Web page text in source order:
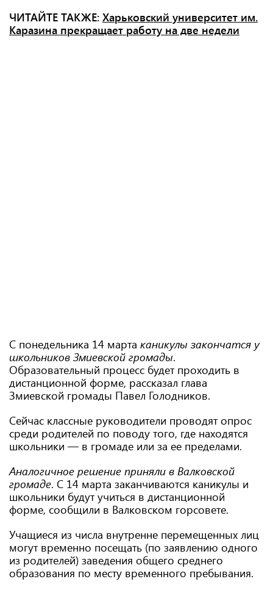
ЧИТАЙТЕ ТАКЖЕ: Харьковский университет им.
Каразина прекращает работу на две недели
С понедельника 14 марта каникулы закончатся у
школьников Змиевской громады.
Образовательный процесс будет проходить в
дистанционной форме, рассказал глава
Змиевской громады Павел Голодников.
Сейчас классные руководители проводят опрос
среди родителей по поводу того, где находятся
школьники — в громаде или за ее пределами.
Аналогичное решение приняли в Валковской
громаде. С 14 марта заканчиваются каникулы и
школьники будут учиться в дистанционной
форме, сообщили в Валковском горсовете.
Учащиеся из числа внутренне перемещенных лиц
могут временно посещать (по заявлению одного
из родителей) заведения общего среднего
образования по месту временного пребывания.